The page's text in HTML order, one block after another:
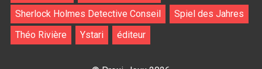
Sherlock Holmes Detective Conseil
Spiel des Jahres
Théo Rivière
Ystari éditeur